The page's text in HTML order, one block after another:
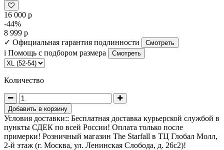
16 000 р
-44%
8 999 р
✓ Официальная гарантия подлинности Смотреть
i Помощь с подбором размера Смотреть
Количество
Добавить в корзину
Условия доставки:: Бесплатная доставка курьерской службой в
пункты СДЕК по всей России! Оплата только после
примерки! Розничный магазин The Starfall в ТЦ Глобал Молл,
2-й этаж (г. Москва, ул. Ленинская Слобода, д. 26с2)!